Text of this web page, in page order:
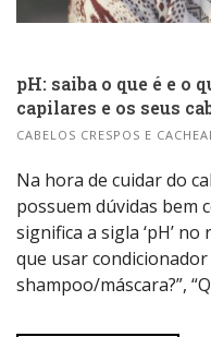
pH: saiba o que é e o
capilares e os seus
CABELOS CRESPOS E
Na hora de cuidar do
possuem dúvidas bem
significa a sigla ‘pH’
que usar
shampoo/máscara?”,